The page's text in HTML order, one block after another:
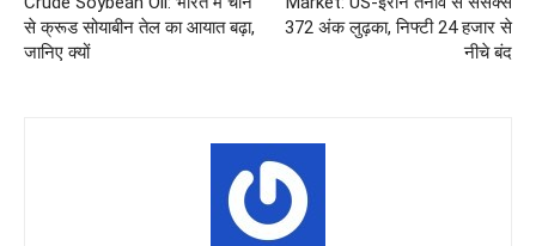
से क्रूड सोयाबीन तेल का आयात बढ़ा,
जानिए क्यों
372 अंक लुढ़का, निफ्टी 24 हजार से
नीचे बंद